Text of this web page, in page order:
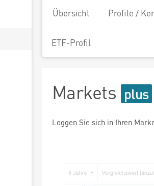
Übersicht Profile /
ETF-Profil
Markets
Loggen Sie sich in Ihren